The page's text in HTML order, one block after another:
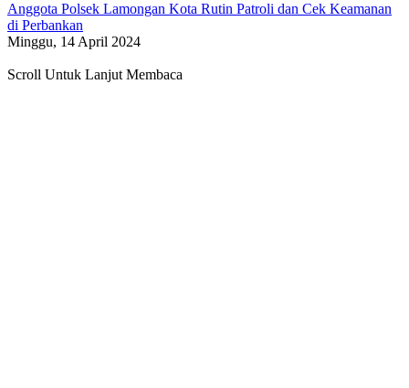
Anggota Polsek Lamongan Kota Rutin Patroli dan Cek Keamanan
di Perbankan
Minggu, 14 April 2024
Scroll Untuk Lanjut Membaca